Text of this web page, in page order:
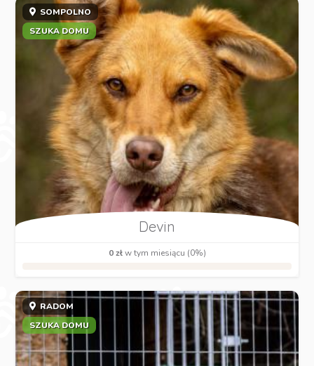
SOMPOLNO
SZUKA DOMU
Devin
0 złw tym miesiącu (0%)
RADOM
SZUKA DOMU